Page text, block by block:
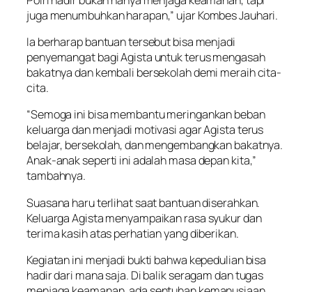
juga menumbuhkan harapan,” ujar Kombes Jauhari.
Ia berharap bantuan tersebut bisa menjadi
penyemangat bagi Agista untuk terus mengasah
bakatnya dan kembali bersekolah demi meraih cita-
cita.
“Semoga ini bisa membantu meringankan beban
keluarga dan menjadi motivasi agar Agista terus
belajar, bersekolah, dan mengembangkan bakatnya.
Anak-anak seperti ini adalah masa depan kita,”
tambahnya.
Suasana haru terlihat saat bantuan diserahkan.
Keluarga Agista menyampaikan rasa syukur dan
terima kasih atas perhatian yang diberikan.
Kegiatan ini menjadi bukti bahwa kepedulian bisa
hadir dari mana saja. Di balik seragam dan tugas